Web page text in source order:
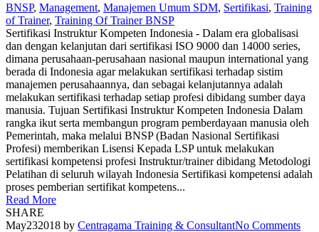
BNSP, Management, Manajemen Umum SDM, Sertifikasi, Training
of Trainer, Training Of Trainer BNSP
Sertifikasi Instruktur Kompeten Indonesia - Dalam era globalisasi
dan dengan kelanjutan dari sertifikasi ISO 9000 dan 14000 series,
dimana perusahaan-perusahaan nasional maupun international yang
berada di Indonesia agar melakukan sertifikasi terhadap sistim
manajemen perusahaannya, dan sebagai kelanjutannya adalah
melakukan sertifikasi terhadap setiap profesi dibidang sumber daya
manusia. Tujuan Sertifikasi Instruktur Kompeten Indonesia Dalam
rangka ikut serta membangun program pemberdayaan manusia oleh
Pemerintah, maka melalui BNSP (Badan Nasional Sertifikasi
Profesi) memberikan Lisensi Kepada LSP untuk melakukan
sertifikasi kompetensi profesi Instruktur/trainer dibidang Metodologi
Pelatihan di seluruh wilayah Indonesia Sertifikasi kompetensi adalah
proses pemberian sertifikat kompetens...
Read More
SHARE
May232018 by Centragama Training & ConsultantNo Comments